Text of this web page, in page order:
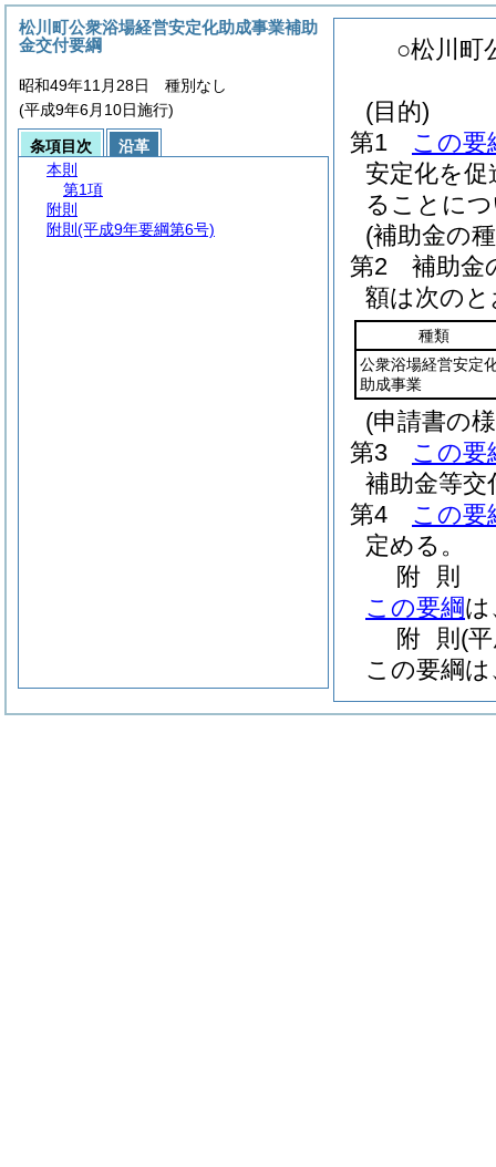
○松川町
(目的)
第1 この要
安定化を
ることに
(補助金の
第2 補助金
額は次の
種類
公衆浴場経営安定
助成事業
(申請書の
第3 この要
補助金等
第4 この要
定める。
附 則
この要綱は
附 則 (
この要綱
松川町公衆浴場経営安定化助成事業補助
金交付要綱
昭和49年11月28日 種別なし
(平成9年6月10日施行)
条項目次
沿革
本則
第1項
附則
附則 (平成9年要綱第6号)